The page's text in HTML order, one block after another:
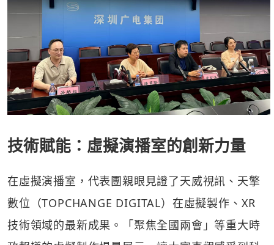
技術賦能：虛擬演播室的創新力量
在虛擬演播室，代表團親眼見證了天威視訊、天擎
數位（TOPCHANGE DIGITAL）在虛擬製作、XR
技術領域的最新成果。「聚焦全國兩會」等重大時